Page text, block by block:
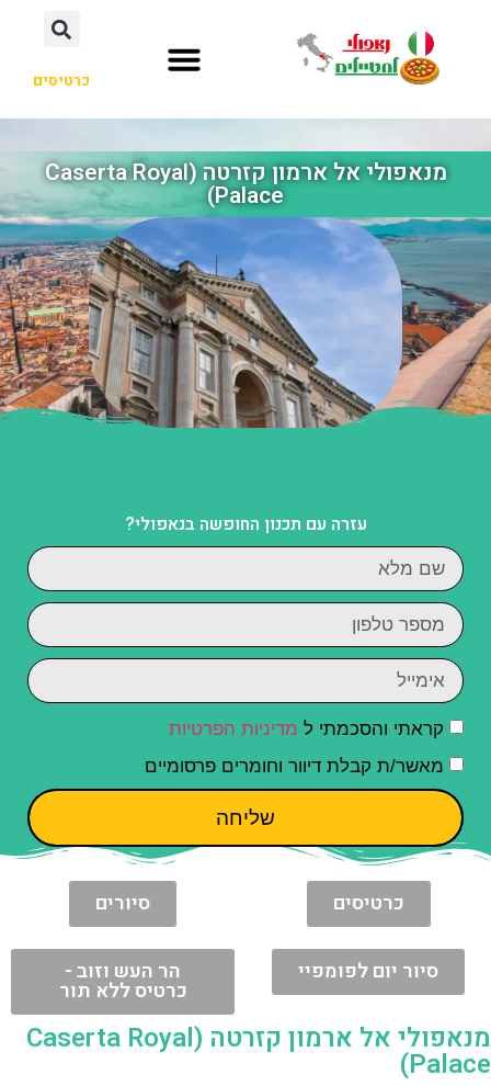
כרטיסים
מנאפולי אל ארמון קזרטה (Caserta Royal
Palace)
עזרה עם תכנון החופשה בנאפולי?
קראתי והסכמתי ל מדיניות הפרטיות
מאשר/ת קבלת דיוור וחומרים פרסומיים
שליחה
כרטיסים סיורים
סיור יום לפומפיי הר העש וזוב -
כרטיס ללא תור
מנאפולי אל ארמון קזרטה (Caserta Royal
Palace)